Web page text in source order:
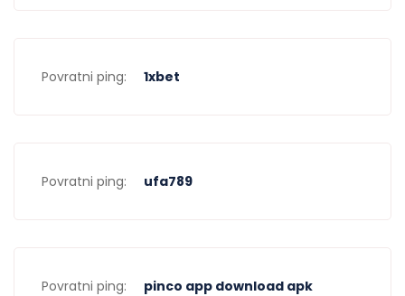
Povratni ping: 1xbet
Povratni ping: ufa789
Povratni ping: pinco app download apk